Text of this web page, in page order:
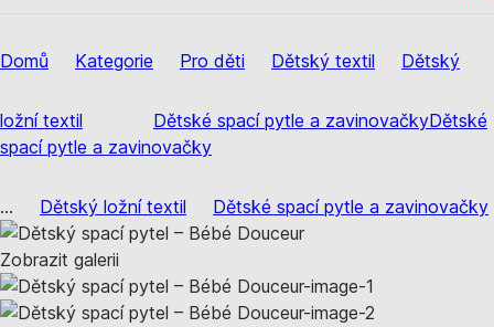
Domů Kategorie Pro děti Dětský textil Dětský
ložní textil Dětské spací pytle a zavinovačkyDětské
spací pytle a zavinovačky
... Dětský ložní textil Dětské spací pytle a zavinovačky
Zobrazit galerii